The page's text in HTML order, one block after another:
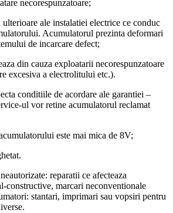
necorespunzatoare;
ale instalatiei electrice ce conduc
Acumulatorul prezinta deformari
de incarcare defect;
din cauza exploatarii necorespunzatoare
excesiva a electrolitului etc.).
conditiile de acordare ale garantiei –
ul vor retine acumulatorul reclamat
este mai mica de 8V;
reparatii ce afecteaza
constructive, marcari neconventionale
stantari, imprimari sau vopsiri pentru